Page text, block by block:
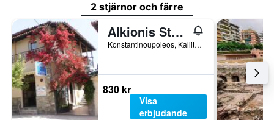
2 stjärnor och färre
Alkionis Studios
Konstantinoupoleos, Kallithea, Grekland
830 kr
Visa
erbjudande